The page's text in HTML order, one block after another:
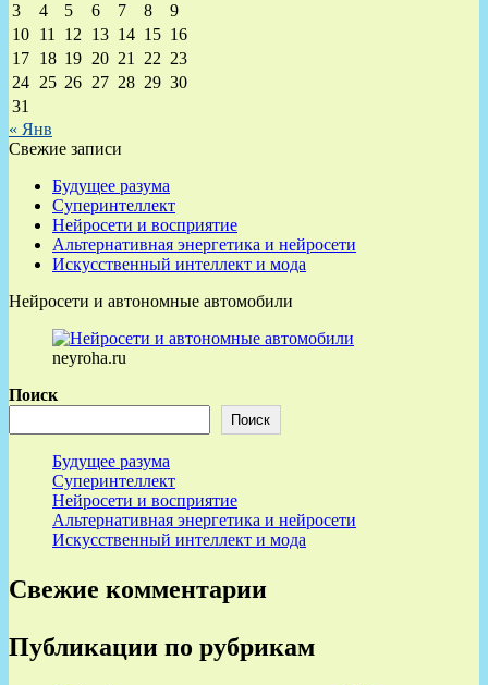
3
4 5 6 7 8
9
10 11 12 13 14 15 16
17 18 19 20 21 22 23
24 25 26 27 28 29 30
31
« Янв
Свежие записи
Будущее разума
Суперинтеллект
Нейросети и восприятие
Альтернативная энергетика и нейросети
Искусственный интеллект и мода
Нейросети и автономные автомобили
neyroha.ru
Поиск
Поиск
Будущее разума
Суперинтеллект
Нейросети и восприятие
Альтернативная энергетика и нейросети
Искусственный интеллект и мода
Свежие комментарии
Публикации по рубрикам